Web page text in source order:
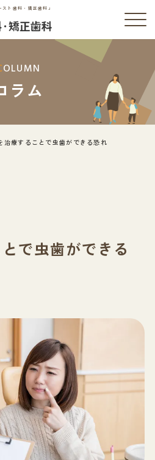
ト歯科・矯正歯科」
COLUMN
ラム
治療することで虫歯ができる恐れ
で虫歯ができる